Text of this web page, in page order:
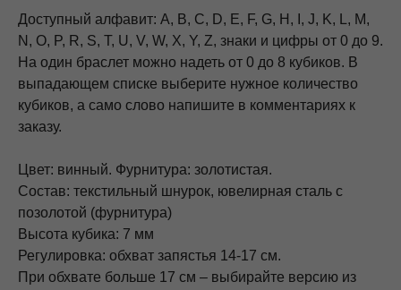
Доступный алфавит: A, B, C, D, E, F, G, H, I, J, K, L, M,
N, O, P, R, S, T, U, V, W, X, Y, Z, знаки и цифры от 0 до 9.
На один браслет можно надеть от 0 до 8 кубиков. В
выпадающем списке выберите нужное количество
кубиков, а само слово напишите в комментариях к
заказу.
Цвет: винный. Фурнитура: золотистая.
Состав: текстильный шнурок, ювелирная сталь с
позолотой (фурнитура)
Высота кубика: 7 мм
Регулировка: обхват запястья 14-17 см.
При обхвате больше 17 см – выбирайте версию из